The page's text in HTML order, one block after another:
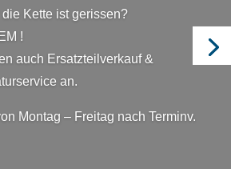
Kette ist gerissen?
!
auch Ersatzteilverkauf &
an.
Montag – Freitag nach Terminv.